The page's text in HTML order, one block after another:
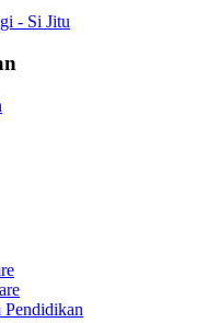
- Si Jitu
Pendidikan